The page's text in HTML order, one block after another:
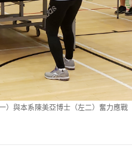
）與本系陳美亞博士（左二）奮力應戰